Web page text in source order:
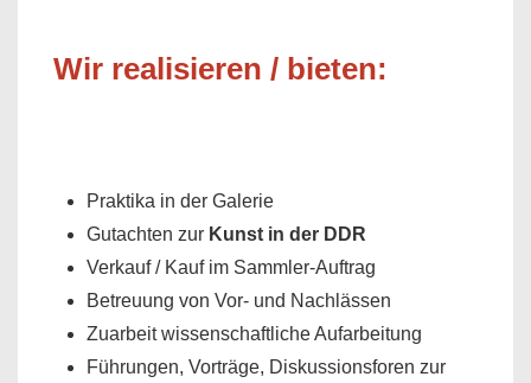
Wir realisieren / bieten:
Praktika in der Galerie
Gutachten zur Kunst in der DDR
Verkauf / Kauf im Sammler-Auftrag
Betreuung von Vor- und Nachlässen
Zuarbeit wissenschaftliche Aufarbeitung
Führungen, Vorträge, Diskussionsforen zur